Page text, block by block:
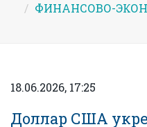
ФИНАНСОВО-
18.06.2026, 17:25
Доллар США